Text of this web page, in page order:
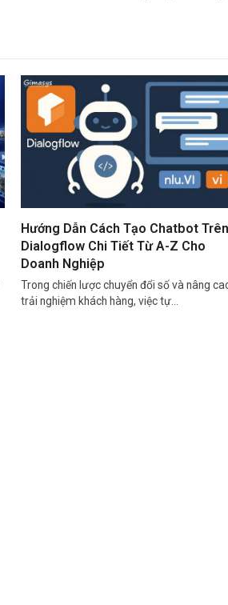
Hướng Dẫn Cách Tạo Chatbot Trên
Dialogflow Chi Tiết Từ A-Z Cho
Doanh Nghiệp
Trong chiến lược chuyển đổi số và nâng
trải nghiệm khách hàng, việc tự…